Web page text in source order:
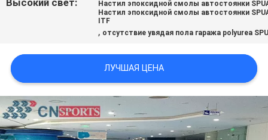
Высокий свет:
Настил эпоксидной смолы автостоянки
Настил эпоксидной смолы автостоянки
ITF
, отсутствие увядая пола гаража polyurea
ЛУЧШАЯ ЦЕНА